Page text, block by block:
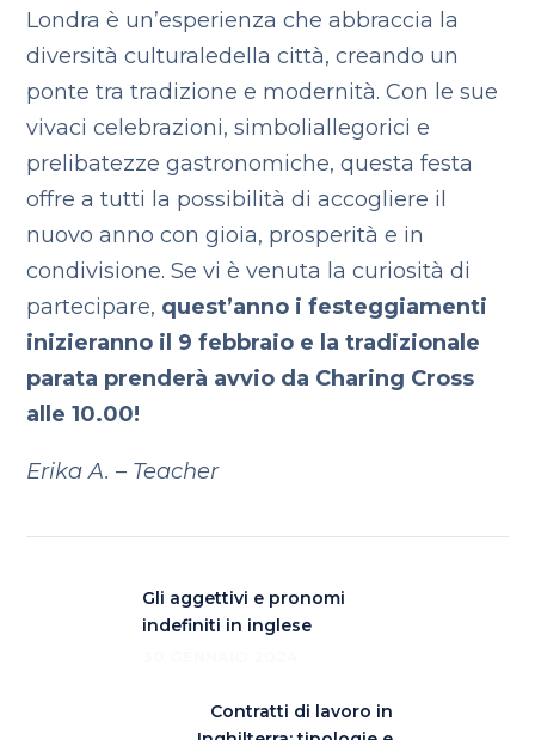
Londra è un’esperienza che abbraccia la
diversità culturaledella città, creando un
ponte tra tradizione e modernità. Con le sue
vivaci celebrazioni, simboliallegorici e
prelibatezze gastronomiche, questa festa
offre a tutti la possibilità di accogliere il
nuovo anno con gioia, prosperità e in
condivisione. Se vi è venuta la curiosità di
partecipare, quest’anno i festeggiamenti
inizieranno il 9 febbraio e la tradizionale
parata prenderà avvio da Charing Cross
alle 10.00!
Erika A. – Teacher
Gli aggettivi e pronomi
indefiniti in inglese
Contratti di lavoro in